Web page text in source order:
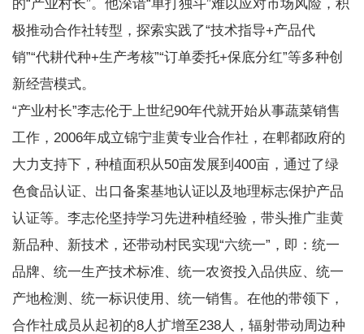
的“产业村长”。他深谙“单打独斗”难以应对市场风险，积
极推动合作社转型，探索实践了“技术指导+产品代
销”“代耕代种+生产考核”“订单委托+保底分红”等多种创
新经营模式。
“产业村长”李志伦于上世纪90年代就开始从事蔬菜销售
工作，2006年成立锦宁韭黄专业合作社，在郫都政府的
大力支持下，种植面积从50亩发展到400亩，通过了绿
色食品认证、出口备案基地认证以及地理标志保护产品
认证等。李志伦坚持学习先进种植经验，带头推广韭黄
新品种、新技术，还带动村民实现“六统一”，即：统一
品牌、统一生产技术标准、统一农资投入品供应、统一
产地检测、统一标识使用、统一销售。在他的带领下，
合作社成员从起初的8人扩增至238人，辐射带动周边种